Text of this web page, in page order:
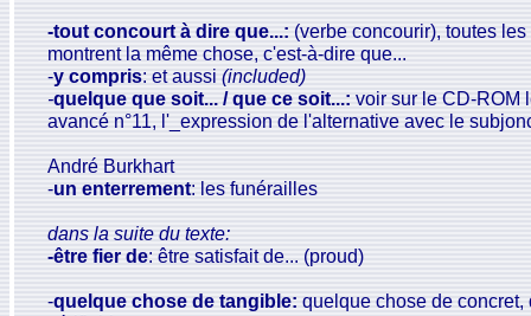
-tout concourt à dire que...: (verbe concourir), toutes
montrent la même chose, c'est-à-dire que...
-y compris: et aussi (included)
-quelque que soit... / que ce soit...: voir sur le CD-ROM
avancé n°11, l'_expression de l'alternative avec le
André Burkhart
-un enterrement: les funérailles
dans la suite du texte:
-être fier de: être satisfait de... (proud)
-quelque chose de tangible: quelque chose de concret,